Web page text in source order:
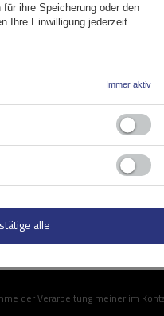
meiner im Kontaktformular enthaltenen personenbezogenen
ihre Speicherung oder den
Ihre Einwilligung jederzeit
Immer aktiv
alle